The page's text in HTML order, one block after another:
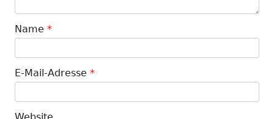
Name *
E-Mail-Adresse *